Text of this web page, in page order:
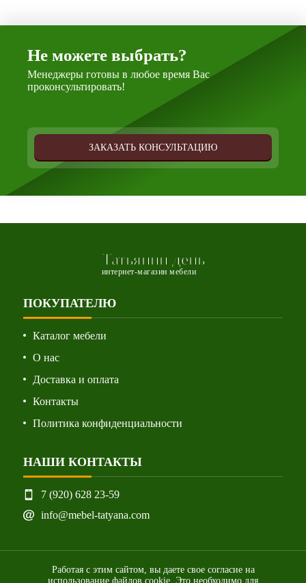
Не можете выбрать?
Менеджеры готовы в любое время Вас
проконсультировать!
ЗАКАЗАТЬ КОНСУЛЬТАЦИЮ
Татьянин день
интернет-магазин мебели
ПОКУПАТЕЛЮ
Каталог мебели
О нас
Доставка и оплата
Контакты
Политика конфиденциальности
НАШИ КОНТАКТЫ
7 (920) 628 23-59
info@mebel-tatyana.com
Работая с этим сайтом, вы даете свое согласие на
использование файлов cookie. Это необходимо для